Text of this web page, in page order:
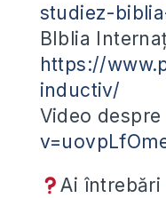
studiez-
BIblia
https://
inductiv/
Video
Ai întrebări